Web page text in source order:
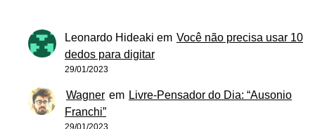
Leonardo Hideaki em Você não precisa usar 10
dedos para digitar
29/01/2023
Wagner em Livre-Pensador do Dia: “Ausonio
Franchi”